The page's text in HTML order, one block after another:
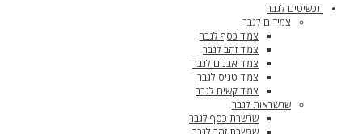
תכשיטים לגבר
צמידים לגבר
צמיד כסף לגבר
צמיד זהב לגבר
צמיד אבנים לגבר
צמיד טניס לגבר
צמיד קשיח לגבר
שרשראות לגבר
שרשרת כסף לגבר